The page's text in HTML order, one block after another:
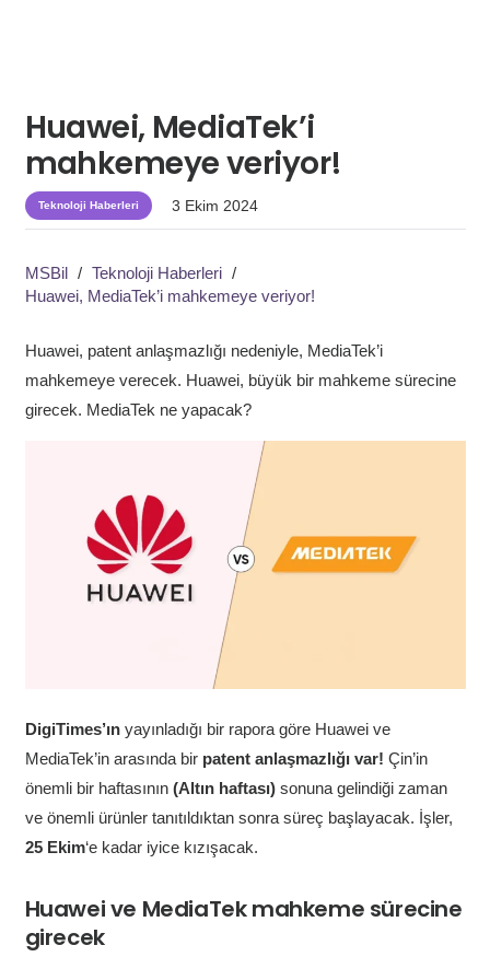
Huawei, MediaTek’i
mahkemeye veriyor!
Teknoloji Haberleri 3 Ekim 2024
MSBil / Teknoloji Haberleri /
Huawei, MediaTek’i mahkemeye veriyor!
Huawei, patent anlaşmazlığı nedeniyle, MediaTek’i
mahkemeye verecek. Huawei, büyük bir mahkeme sürecine
girecek. MediaTek ne yapacak?
DigiTimes’ınyayınladığı bir rapora göre Huawei ve
MediaTek’in arasında bir patent anlaşmazlığı var! Çin’in
önemli bir haftasının (Altın haftası)sonuna gelindiği zaman
ve önemli ürünler tanıtıldıktan sonra süreç başlayacak. İşler,
25 Ekim‘e kadar iyice kızışacak.
Huawei ve MediaTek mahkeme sürecine
girecek